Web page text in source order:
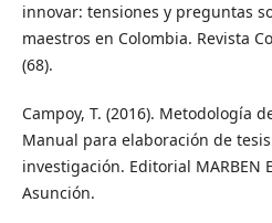
innovar: tensiones y preguntas
maestros en Colombia. Revista
(68).
Campoy, T. (2016). Metodología
Manual para elaboración de
investigación. Editorial MARBEN
Asunción.